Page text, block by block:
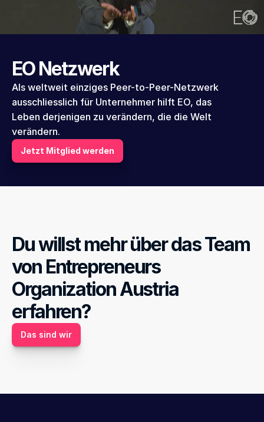
EO Netzwerk
Als weltweit einziges Peer-to-Peer-Netzwerk
ausschliesslich für Unternehmer hilft EO, das
Leben derjenigen zu verändern, die die Welt
verändern.
Jetzt Mitglied werden
Du willst mehr über das Team
von Entrepreneurs
Organization Austria
erfahren?
Das sind wir